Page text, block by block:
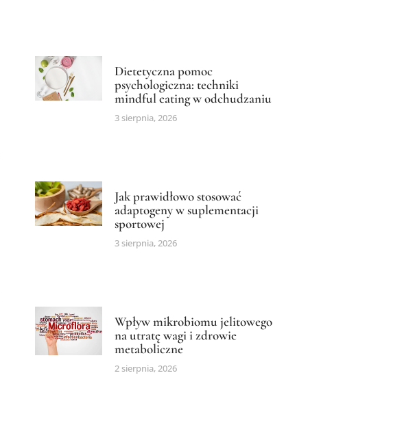
Dietetyczna pomoc
psychologiczna: techniki
mindful eating w odchudzaniu
3 sierpnia, 2026
Jak prawidłowo stosować
adaptogeny w suplementacji
sportowej
3 sierpnia, 2026
Wpływ mikrobiomu jelitowego
na utratę wagi i zdrowie
metaboliczne
2 sierpnia, 2026